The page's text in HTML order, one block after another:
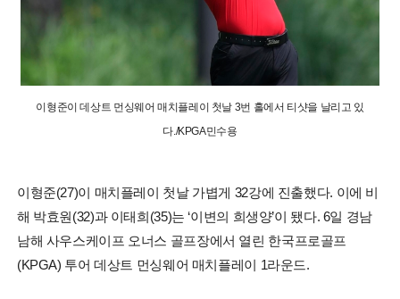
이형준이 데상트 먼싱웨어 매치플레이 첫날 3번 홀에서 티샷을 날리고 있
다./KPGA민수용
이형준(27)이 매치플레이 첫날 가볍게 32강에 진출했다. 이에 비
해 박효원(32)과 이태희(35)는 ‘이변의 희생양’이 됐다. 6일 경남
남해 사우스케이프 오너스 골프장에서 열린 한국프로골프
(KPGA) 투어 데상트 먼싱웨어 매치플레이 1라운드.